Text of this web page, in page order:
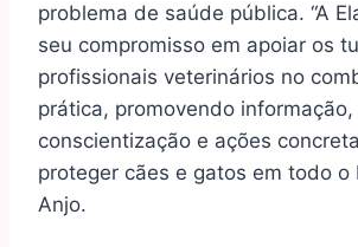
problema de saúde pública. “A
seu compromisso em apoiar os
profissionais veterinários no
prática, promovendo informação,
conscientização e ações
proteger cães e gatos em todo o
Anjo.